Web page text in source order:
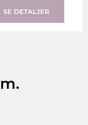
SE DETALJER